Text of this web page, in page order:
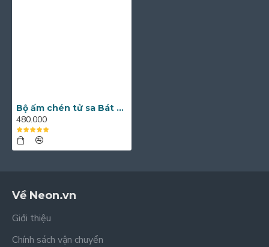
Bộ ấm chén tử sa Bát Tràng họa tiết nổi AC16
480.000
Về Neon.vn
Giới thiệu
Chính sách vận chuyển